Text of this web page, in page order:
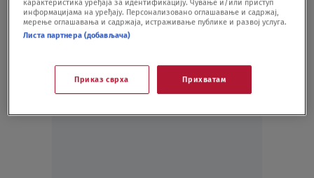
HRONIKA15.05.20.
карактеристика уређаја за идентификацију. Чување и/или приступ
информацијама на уређају. Персонализовано оглашавање и садржај,
мерење оглашавања и садржаја, истраживање публике и развој услуга.
Листа партнера (добављача)
Приказ сврха Прихватам